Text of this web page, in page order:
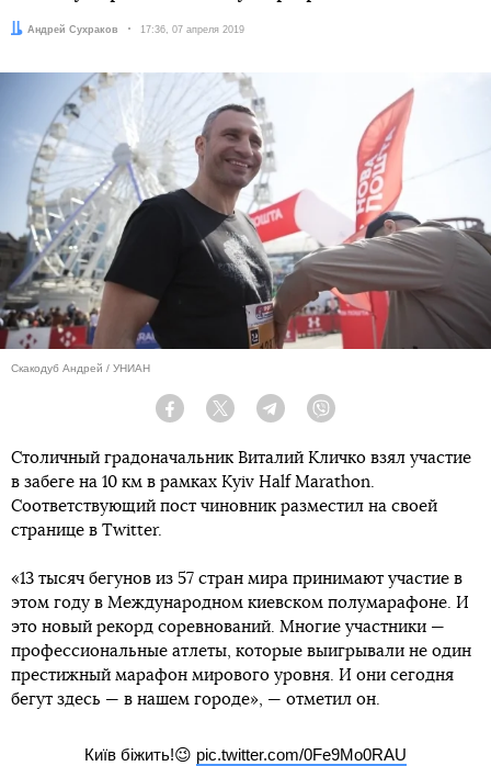
Автор:
Андрей Сухраков Дата:
17:36, 07 апреля 2019
Скакодуб Андрей / УНИАН
Facebook Twitter Telegram
Столичный градоначальник Виталий Кличко взял участие
в забеге на 10 км в рамках Kyiv Half Marathon.
Соответствующий пост чиновник разместил на своей
странице в Twitter.
«13 тысяч бегунов из 57 стран мира принимают участие в
этом году в Международном киевском полумарафоне. И
это новый рекорд соревнований. Многие участники —
профессиональные атлеты, которые выигрывали не один
престижный марафон мирового уровня. И они сегодня
бегут здесь — в нашем городе», — отметил он.
Київ біжить!😉 pic.twitter.com/0Fe9Mo0RAU